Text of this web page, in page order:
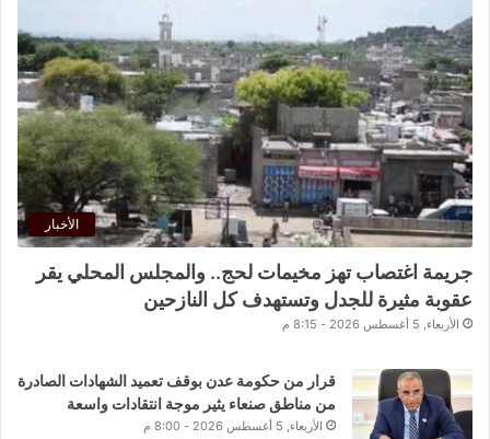
الأخبار
جريمة اغتصاب تهز مخيمات لحج.. والمجلس المحلي يقر
عقوبة مثيرة للجدل وتستهدف كل النازحين
الأربعاء, 5 أغسطس 2026 - 8:15 م
قرار من حكومة عدن بوقف تعميد الشهادات الصادرة
من مناطق صنعاء يثير موجة انتقادات واسعة
الأربعاء, 5 أغسطس 2026 - 8:00 م